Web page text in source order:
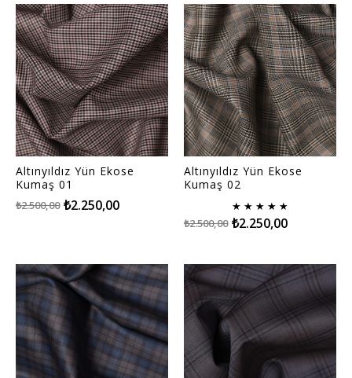
Altınyıldız Yün Ekose
Kumaş 01
₺2.250,00
₺2.500,00
Altınyıldız Yün Ekose
Kumaş 02
★ ★ ★ ★ ★
₺2.250,00
₺2.500,00